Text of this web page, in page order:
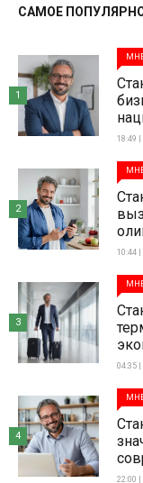
САМОЕ
18:49 |
1
10:44 |
2
04:35 |
3
22:00 |
4